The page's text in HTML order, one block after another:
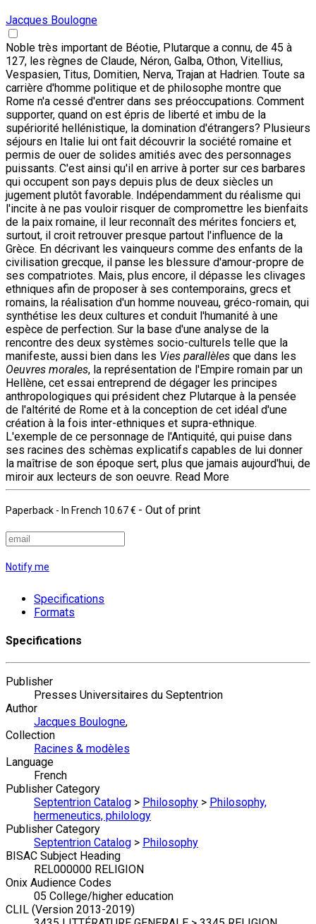
Jacques Boulogne
Noble très important de Béotie, Plutarque a connu, de 45 à
127, les règnes de Claude, Néron, Galba, Othon, Vitellius,
Vespasien, Titus, Domitien, Nerva, Trajan at Hadrien. Toute sa
carrière d'homme politique et de philosophe montre que
Rome n'a cessé d'entrer dans ses préoccupations. Comment
supporter, quand on est épris de liberté et imbu de la
supériorité hellénistique, la domination d'étrangers? Plusieurs
séjours en Italie lui ont fait découvrir la société romaine et
permis de ouer de solides amitiés avec des personnages
puissants. C'est ainsi qu'il en arrive à porter sur ces barbares
qui occupent son pays depuis plus de deux siècles un
jugement plutôt favorable. Indépendamment du réalisme qui
l'incite à ne pas vouloir risquer de compromettre les bienfaits
de la paix romaine, il leur reconnaît des mérites fonciers et,
surtout, il croit retrouver presque partout l'influence de la
Grèce. En décrivant les vainqueurs comme des enfants de la
civilisation grecque, il panse les blessure d'amour-propre de
ses compatriotes. Mais, plus encore, il dépasse les clivages
ethniques afin de proposer à ses contemporains, grecs et
romains, la réalisation d'un homme nouveau, gréco-romain, qui
synthétise les deux cultures et conduit l'humanité à une
espèce de perfection. Sur la base d'une analyse de la
rencontre des deux systèmes socio-culturels telle que la
manifeste, aussi bien dans les Vies parallèles que dans les
Oeuvres morales, la représentation de l'Empire romain par un
Hellène, cet essai entreprend de dégager les principes
anthropologiques qui président chez Plutarque à la pensée
de l'altérité de Rome et à la conception de cet idéal d'une
création à la fois inter-ethniques et supra-ethnique.
L'exemple de ce personnage de l'Antiquité, qui puise dans
ses racines des schèmas explicatifs capables de lui donner
la maîtrise de son époque sert, plus que jamais aujourd'hui, de
miroir aux lecteurs de son oeuvre. Read More
Paperback - In French 10.67 € - Out of print
Notify me
Specifications
Formats
Specifications
Publisher
Presses Universitaires du Septentrion
Author
Jacques Boulogne,
Collection
Racines & modèles
Language
French
Publisher Category
Septentrion Catalog > Philosophy > Philosophy,
hermeneutics, philology
Publisher Category
Septentrion Catalog > Philosophy
BISAC Subject Heading
REL000000 RELIGION
Onix Audience Codes
05 College/higher education
CLIL (Version 2013-2019)